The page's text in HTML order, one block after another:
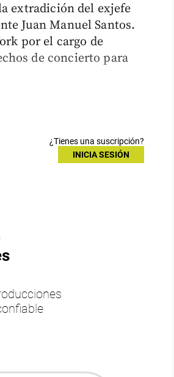
extradición del exjefe
Juan Manuel Santos.
por el cargo de
de concierto para
¿Tienes una suscripción?
INICIA SESIÓN